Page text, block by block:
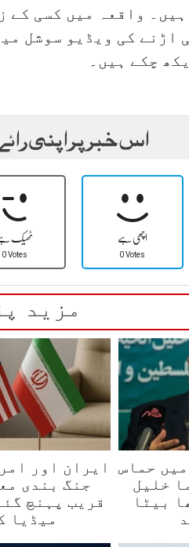
واقعہ میں کسی کے
اڑنے کی ویڈیو سوشل
چکے ہیں۔
اس خبر پر اپنی
ٹھیک
0 Votes
اچھی ہے
0 Votes
مزید
حماس
خلیل
بیٹا
ایران اور
جنگ بندی
قریب پہنچ
میڈیا